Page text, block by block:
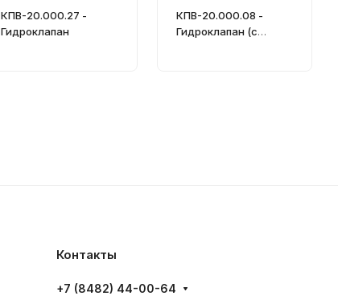
КПВ-20.000.27 -
Гидроклапан
КПВ-20.000.08 -
Гидроклапан (с
Контакты
+7 (8482) 44-00-64